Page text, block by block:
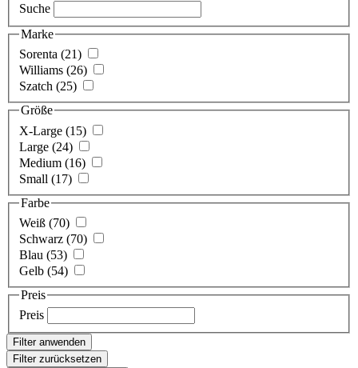
Suche
Marke
Sorenta (21)
Williams (26)
Szatch (25)
Größe
X-Large (15)
Large (24)
Medium (16)
Small (17)
Farbe
Weiß (70)
Schwarz (70)
Blau (53)
Gelb (54)
Preis
Preis
Filter anwenden
Filter zurücksetzen